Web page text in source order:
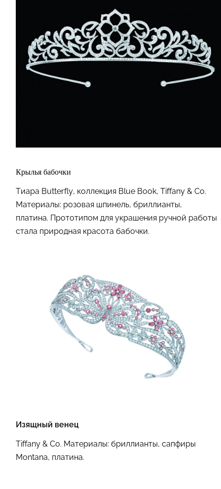
Крылья бабочки
Тиара Butterfly, коллекция Blue Book, Tiffany & Co.
Материалы: розовая шпинель, бриллианты,
платина. Прототипом для украшения ручной работы
стала природная красота бабочки.
Изящный венец
Tiffany & Co. Материалы: бриллианты, сапфиры
Montana, платина.